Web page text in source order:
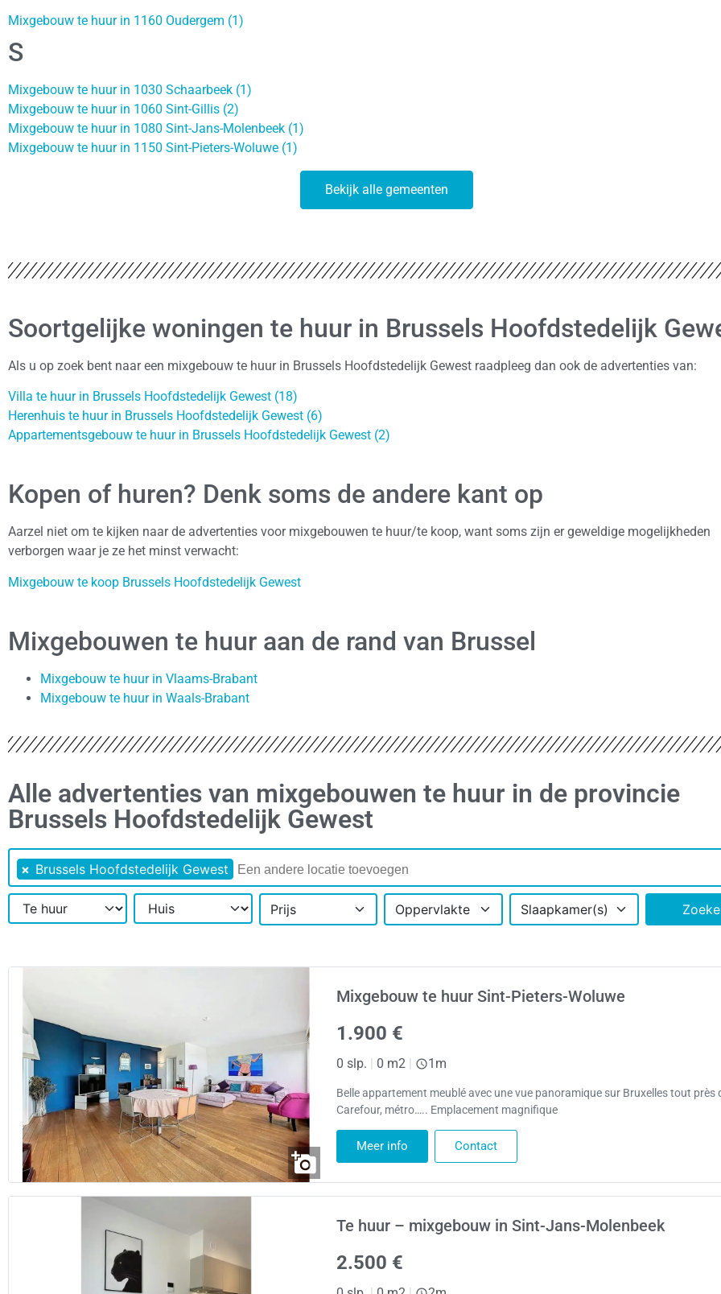
Mixgebouw te huur in 1160 Oudergem (1)
S
Mixgebouw te huur in 1030 Schaarbeek (1)
Mixgebouw te huur in 1060 Sint-Gillis (2)
Mixgebouw te huur in 1080 Sint-Jans-Molenbeek (1)
Mixgebouw te huur in 1150 Sint-Pieters-Woluwe (1)
Bekijk alle gemeenten
Soortgelijke woningen te huur in Brussels Hoofdstedelijk
Als u op zoek bent naar een mixgebouw te huur in Brussels Hoofdstedelijk Gewest raadpleeg dan ook de advertenties van:
Villa te huur in Brussels Hoofdstedelijk Gewest (18)
Herenhuis te huur in Brussels Hoofdstedelijk Gewest (6)
Appartementsgebouw te huur in Brussels Hoofdstedelijk Gewest (2)
Kopen of huren? Denk soms de andere kant op
Aarzel niet om te kijken naar de advertenties voor mixgebouwen te huur/te koop, want soms zijn er geweldige mogelijkheden
verborgen waar je ze het minst verwacht:
Mixgebouw te koop Brussels Hoofdstedelijk Gewest
Mixgebouwen te huur aan de rand van Brussel
Mixgebouw te huur in Vlaams-Brabant
Mixgebouw te huur in Waals-Brabant
Alle advertenties van mixgebouwen te huur in de provincie
Brussels Hoofdstedelijk Gewest
× Brussels Hoofdstedelijk Gewest
Prijs Oppervlakte Slaapkamer(s)
Mixgebouw te huur Sint-Pieters-Woluwe
1.900 €
0 slp. | 0 m2 | 1m
Belle appartement meublé avec une vue panoramique sur Bruxelles tout près
Carefour, métro….. Emplacement magnifique
Meer info Contact
Te huur – mixgebouw in Sint-Jans-Molenbeek
2.500 €